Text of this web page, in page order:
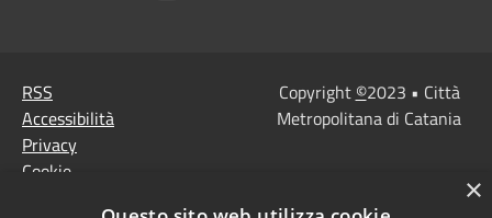
RSS
Accessibilità
Privacy
Cookie
Copyright ©2023 • Città
Metropolitana di Catania
×